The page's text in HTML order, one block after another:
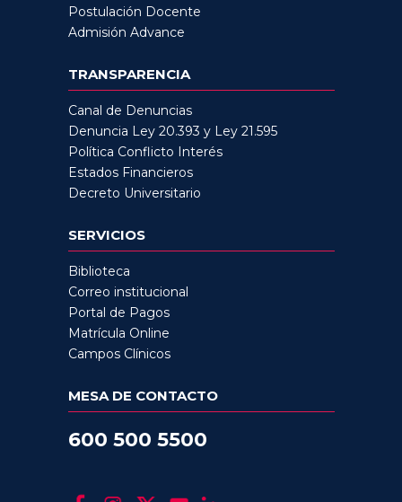
Postulación Docente
Admisión Advance
TRANSPARENCIA
Canal de Denuncias
Denuncia Ley 20.393 y Ley 21.595
Política Conflicto Interés
Estados Financieros
Decreto Universitario
SERVICIOS
Biblioteca
Correo institucional
Portal de Pagos
Matrícula Online
Campos Clínicos
MESA DE CONTACTO
600 500 5500